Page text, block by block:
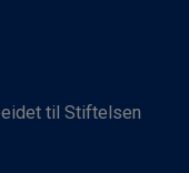
til Stiftelsen